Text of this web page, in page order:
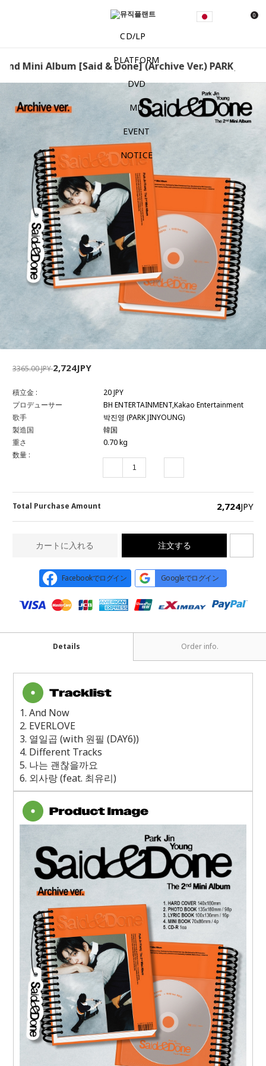
0
CD/LP
PLATFORM
DVD
MD
EVENT
NOTICE
PARK JINYOUNG – 2nd Mini Album [Said & Done]
3365.00 JPY2,724JPY
積立金 :
20 JPY
プロデューサー
BH ENTERTAINMENT,Kakao Entertainment
歌手
박진영 (PARK JINYOUNG)
製造国
韓国
重さ
0.70 kg
数量 :
Total Purchase Amount 2,724JPY
カートに入れる 注文する
Facebookでログイン Googleでログイン
Details Order info.
1. And Now
2. EVERLOVE
3. 열일곱 (with 원필 (DAY6))
4. Different Tracks
5. 나는 괜찮을까요
6. 외사랑(feat. 최유리)